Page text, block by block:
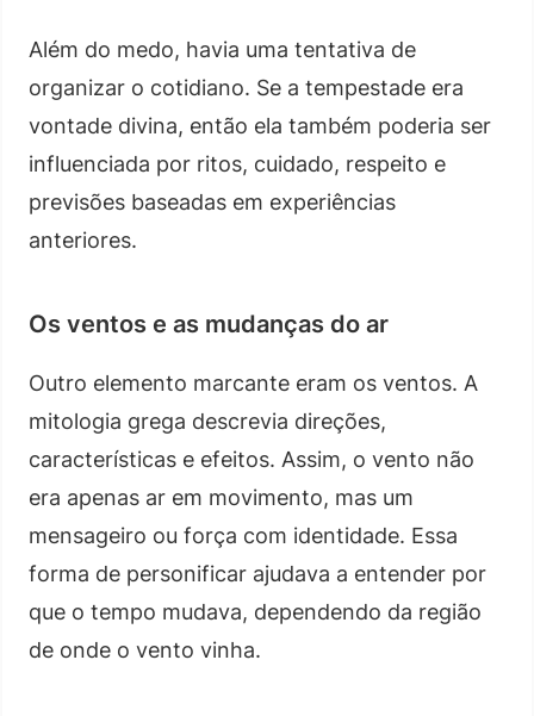
Além do medo, havia uma tentativa de
organizar o cotidiano. Se a tempestade era
vontade divina, então ela também poderia ser
influenciada por ritos, cuidado, respeito e
previsões baseadas em experiências
anteriores.
Os ventos e as mudanças do ar
Outro elemento marcante eram os ventos. A
mitologia grega descrevia direções,
características e efeitos. Assim, o vento não
era apenas ar em movimento, mas um
mensageiro ou força com identidade. Essa
forma de personificar ajudava a entender por
que o tempo mudava, dependendo da região
de onde o vento vinha.